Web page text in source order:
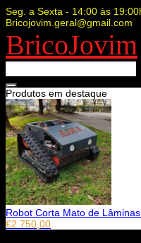
Seg. a Sexta - 14:00 às
Bricojovim.geral@gmail.com
BricoJovim
Produtos em destaque
Robot Corta Mato de
€2.750,00